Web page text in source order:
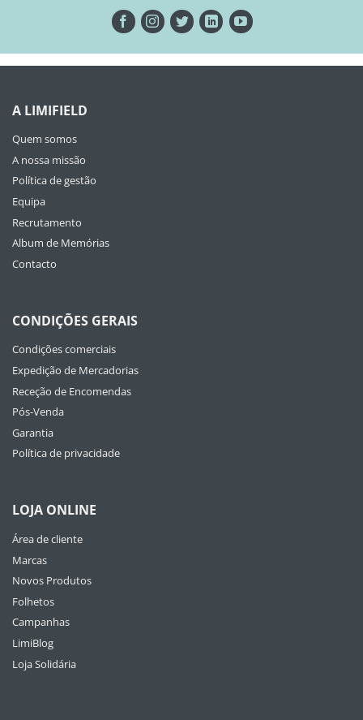
A LIMIFIELD
Quem somos
A nossa missão
Política de gestão
Equipa
Recrutamento
Album de Memórias
Contacto
CONDIÇÕES GERAIS
Condições comerciais
Expedição de Mercadorias
Receção de Encomendas
Pós-Venda
Garantia
Política de privacidade
LOJA ONLINE
Área de cliente
Marcas
Novos Produtos
Folhetos
Campanhas
LimiBlog
Loja Solidária